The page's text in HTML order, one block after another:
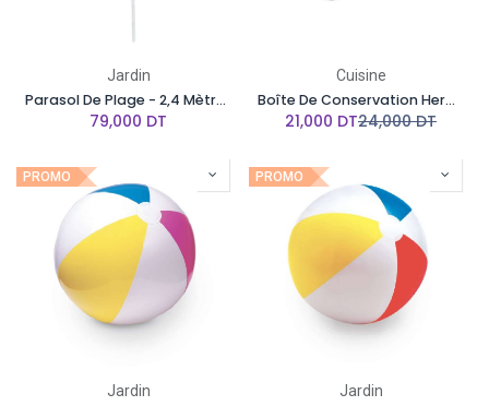
Jardin
Parasol De Plage - 2,4 Mètres - Couleur Unique
79,000 DT
Cuisine
Boîte De Conservation Hermétique En Verre Rectangulaire Avec Couvercle LUMINARC- 197 CL
21,000 DT24,000DT
PROMO
Jardin
PROMO
Jardin